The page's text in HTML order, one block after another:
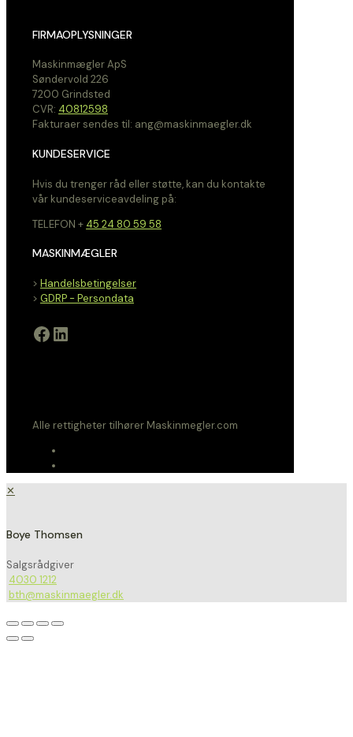
FIRMAOPLYSNINGER
Maskinmægler ApS
Søndervold 226
7200 Grindsted
CVR: 40812598
Fakturaer sendes til: ang@maskinmaegler.dk
KUNDESERVICE
Hvis du trenger råd eller støtte, kan du kontakte
vår kundeserviceavdeling på:
TELEFON + 45 24 80 59 58
MASKINMÆGLER
> Handelsbetingelser
> GDRP - Persondata
Facebook
LinkedIn
Alle rettigheter tilhører Maskinmegler.com
✕
Boye Thomsen
Salgsrådgiver
4030 1212
bth@maskinmaegler.dk